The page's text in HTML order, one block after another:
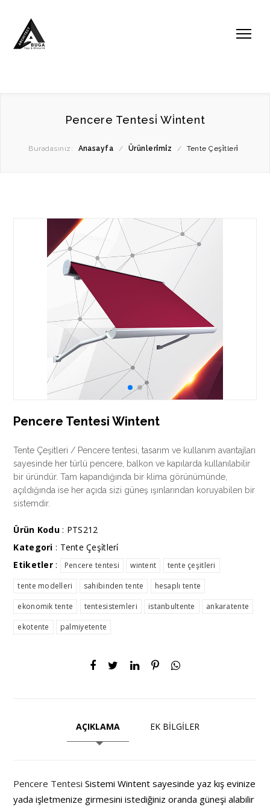
Pencere Tentesi̇ Wi̇ntent
Buradasınız: Anasayfa / Ürünleri̇mi̇z / Tente Çeşi̇tleri̇
Pencere Tentesi Wintent
Tente Çeşitleri / Pencere tentesi, tasarım ve kullanım avantajları
sayesinde her türlü pencere, balkon ve kapılarda kullanılabilir
bir üründür. Tam kapandığında bir klima görünümünde,
açıldığında ise her açıda sizi güneş ışınlarından koruyabilen bir
sistemdir.
Ürün Kodu: PTS212
Kategori : Tente Çeşi̇tleri̇
Etiketler: Pencere tentesi wintent
tente çeşitleri
tente modelleri
sahibinden tente
hesaplı tente
ekonomik tente
tentesistemleri istanbultente
ankaratente
ekotente
palmiyetente
AÇIKLAMA EK BİLGİLER
Pencere Tentesi Sistemi Wintent sayesinde yaz kış evinize
yada işletmenize girmesini istediğiniz oranda güneşi alabilir